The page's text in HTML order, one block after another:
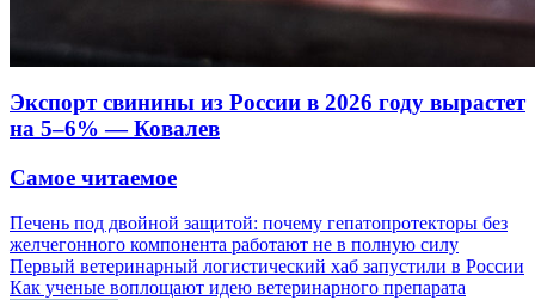
Экспорт свинины из России в 2026 году вырастет
на 5–6% — Ковалев
Самое читаемое
Печень под двойной защитой: почему гепатопротекторы без
желчегонного компонента работают не в полную силу
Первый ветеринарный логистический хаб запустили в России
Как ученые воплощают идею ветеринарного препарата